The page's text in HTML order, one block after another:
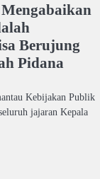
Berujung
Pidana
Kebijakan Publik
jajaran Kepala